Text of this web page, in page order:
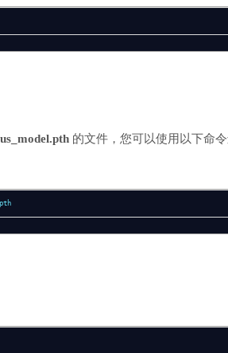
的文件，您可以使用以下命令
pth